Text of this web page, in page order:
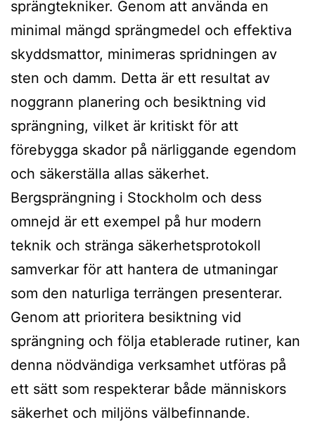
sprängtekniker. Genom att använda en
minimal mängd sprängmedel och effektiva
skyddsmattor, minimeras spridningen av
sten och damm. Detta är ett resultat av
noggrann planering och besiktning vid
sprängning, vilket är kritiskt för att
förebygga skador på närliggande egendom
och säkerställa allas säkerhet.
Bergsprängning i Stockholm och dess
omnejd är ett exempel på hur modern
teknik och stränga säkerhetsprotokoll
samverkar för att hantera de utmaningar
som den naturliga terrängen presenterar.
Genom att prioritera besiktning vid
sprängning och följa etablerade rutiner, kan
denna nödvändiga verksamhet utföras på
ett sätt som respekterar både människors
säkerhet och miljöns välbefinnande.